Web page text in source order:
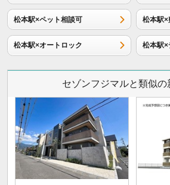
松本駅×ペット相談可 松本駅×
松本駅×オートロック 松本駅×
セゾンフジマルと類似の